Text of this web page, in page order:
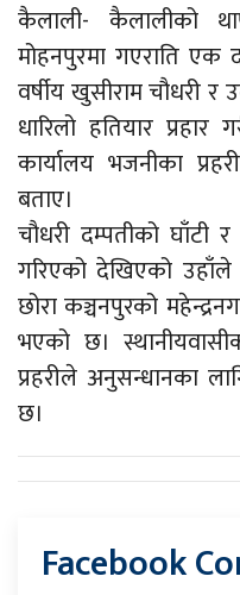
कैलाली- कैलालीको
मोहनपुरमा गएराति एक
वर्षीय खुसीराम चौधरी र
धारिलो हतियार प्रहार
कार्यालय भजनीका
बताए।
चौधरी दम्पतीको घाँटी र
गरिएको देखिएको उहाँले
छोरा कञ्चनपुरको
भएको छ।
प्रहरीले अनुसन्धानका
छ।
Facebook